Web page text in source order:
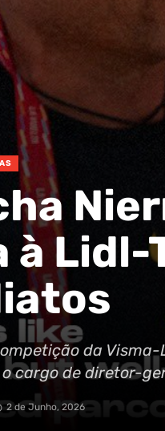
à
da
cargo de diretor-
2 de Junho, 2026